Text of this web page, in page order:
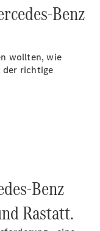
Benz
wollten, wie
der richtige
Rastatt.